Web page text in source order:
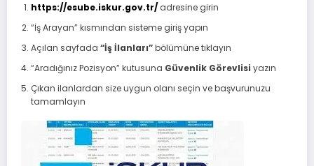
https://esube.iskur.gov.tr/adresine girin
“İş Arayan” kısmından sisteme giriş yapın
Açılan sayfada “İş İlanları”bölümüne tıklayın
“Aradığınız Pozisyon” kutusuna Güvenlik Görevlisi yazın
Çıkan ilanlardan size uygun olanı seçin ve başvurunuzu
tamamlayın